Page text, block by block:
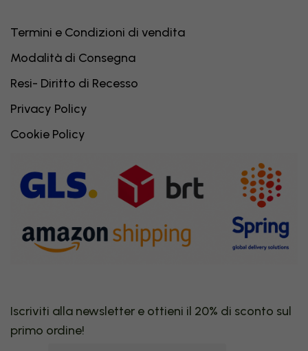
Termini e Condizioni di vendita
Modalità di Consegna
Resi- Diritto di Recesso
Privacy Policy
Cookie Policy
Iscriviti alla newsletter e ottieni il 20% di sconto sul
primo ordine!